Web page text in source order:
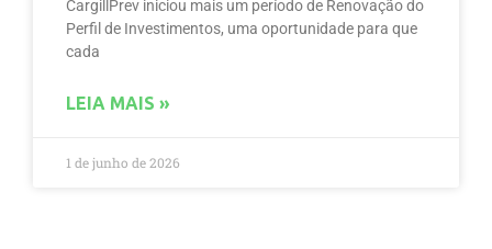
CargillPrev iniciou mais um período de Renovação do
Perfil de Investimentos, uma oportunidade para que
cada
LEIA MAIS »
1 de junho de 2026